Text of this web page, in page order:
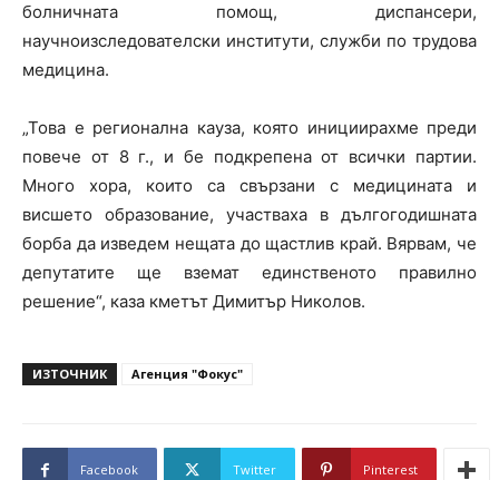
болничната помощ, диспансери,
научноизследователски институти, служби по трудова
медицина.
„Това е регионална кауза, която инициирахме преди
повече от 8 г., и бе подкрепена от всички партии.
Много хора, които са свързани с медицината и
висшето образование, участваха в дългогодишната
борба да изведем нещата до щастлив край. Вярвам, че
депутатите ще вземат единственото правилно
решение“, каза кметът Димитър Николов.
ИЗТОЧНИК Агенция "Фокус"
Facebook Twitter Pinterest